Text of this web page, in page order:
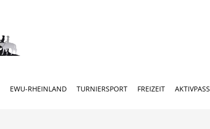
EWU-RHEINLAND TURNIERSPORT FREIZEIT AKTIVPASS